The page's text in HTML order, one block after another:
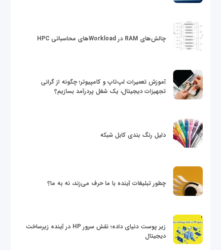
چالش‌های RAM در Workloadهای محاسباتی HPC
آموزش تعمیرات لپ‌تاپ و کامپیوتر؛ چگونه از گرانی
تجهیزات دیجیتال، یک شغل پردرآمد بسازیم؟
دلیل رنگ بندی کابل شبکه
چطور تبلیغات آینده با ما حرف می‌زند، نه به ما؟
زیر پوست دنیای داده؛ نقش سرور HP در آینده زیرساخت
دیجیتال